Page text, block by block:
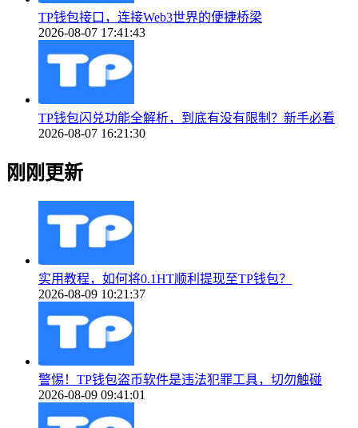
TP钱包接口，连接Web3世界的便捷桥梁
2026-08-07 17:41:43
TP钱包闪兑功能全解析，到底有没有限制？新手必看
2026-08-07 16:21:30
刚刚更新
实用教程，如何将0.1HT顺利提现至TP钱包？
2026-08-09 10:21:37
警惕！TP钱包盗币软件是违法犯罪工具，切勿触碰
2026-08-09 09:41:01